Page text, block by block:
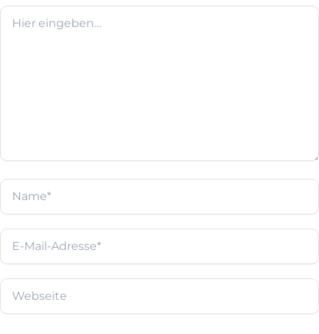
Hier
eingeben…
Name*
E-
Mail-
Adresse*
Webseite